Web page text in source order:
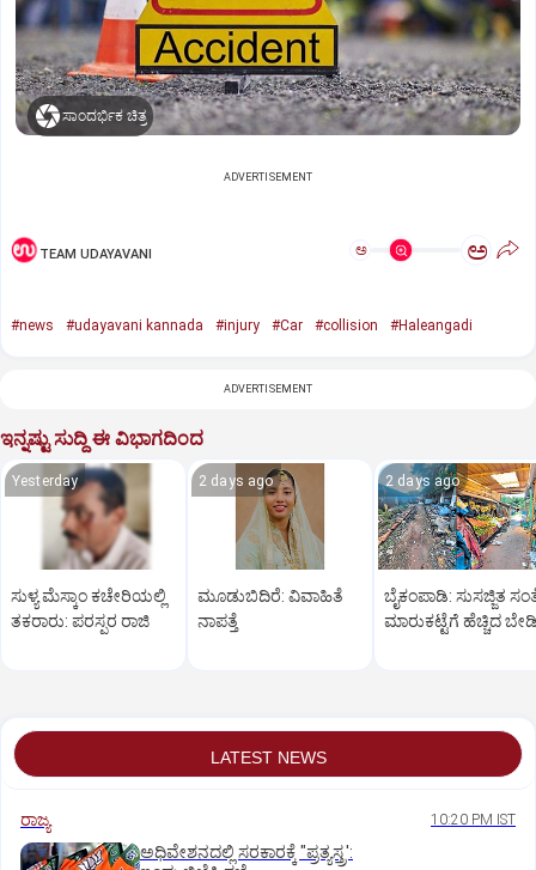
ಸಾಂದರ್ಭಿಕ ಚಿತ್ರ
ADVERTISEMENT
TEAM UDAYAVANI ಅ ಅ
#news #udayavani kannada #injury #Car #collision #Haleangadi
ADVERTISEMENT
ಇನ್ನಷ್ಟು ಸುದ್ದಿ ಈ ವಿಭಾಗದಿಂದ
Yesterday
ಸುಳ್ಯ ಮೆಸ್ಕಾಂ ಕಚೇರಿಯಲ್ಲಿ
ತಕರಾರು: ಪರಸ್ಪರ ರಾಜಿ
2 days ago
ಮೂಡುಬಿದಿರೆ: ವಿವಾಹಿತೆ
ನಾಪತ್ತೆ
2 days ago
ಬೈಕಂಪಾಡಿ: ಸುಸಜ್ಜಿತ
ಮಾರುಕಟ್ಟೆಗೆ ಹೆಚ್ಚಿದ
LATEST NEWS
ರಾಜ್ಯ 10:20 PM IST
ಅಧಿವೇಶನದಲ್ಲಿ ಸರಕಾರಕ್ಕೆ "ಪ್ರತ್ಯಸ್ತ್ರ':